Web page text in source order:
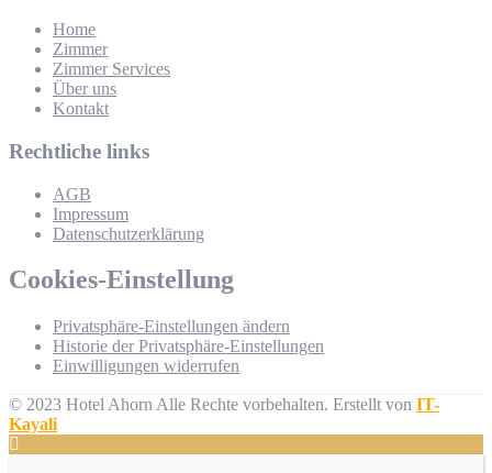
Home
Zimmer
Zimmer Services
Über uns
Kontakt
Rechtliche links
AGB
Impressum
Datenschutzerklärung
Cookies-Einstellung
Privatsphäre-Einstellungen ändern
Historie der Privatsphäre-Einstellungen
Einwilligungen widerrufen
© 2023 Hotel Ahorn Alle Rechte vorbehalten. Erstellt von IT-
Kayali